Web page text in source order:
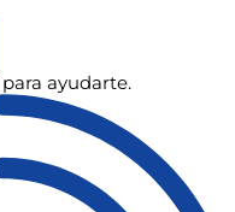
ayudarte.